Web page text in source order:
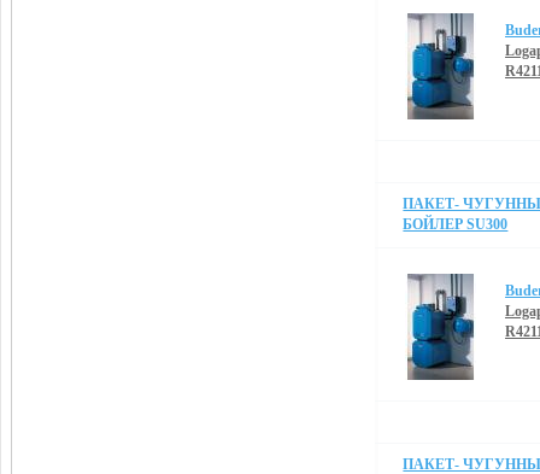
ПАКЕТ- ЧУГУННЫЙ
БОЙЛЕР SU300
ПАКЕТ- ЧУГУННЫЙ